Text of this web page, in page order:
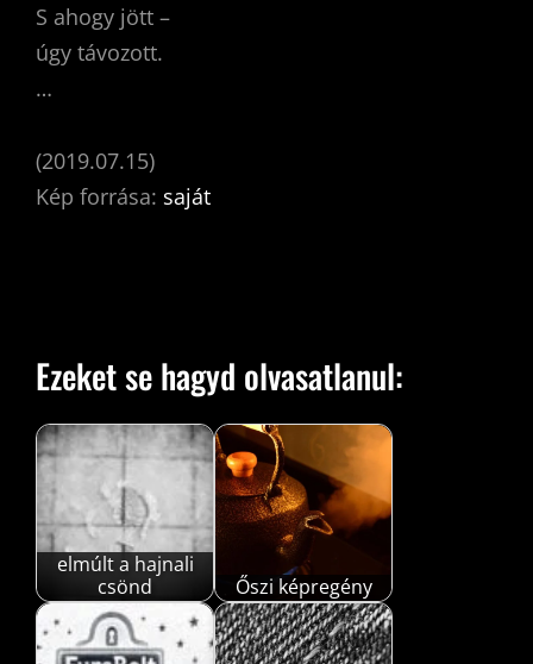
S ahogy jött –
úgy távozott.
…
(2019.07.15)
Kép forrása: saját
Ezeket se hagyd olvasatlanul:
elmúlt a hajnali
csönd
Őszi képregény